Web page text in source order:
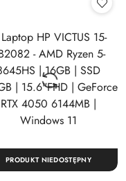
PRODUKT NIEDOSTĘPNY